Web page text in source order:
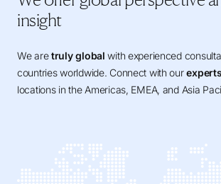
Après le processus d'évaluation, une
fournie aux dirigeants, soulignant leur
d'amélioration et opportunités de
commentaires aident les participants à mieux
capacités de leadership et leur permettent de
l’assurance et les données dont vous avez
des décisions éclairées, menant ultimement
insight
We aretruly global with experienced
countries worldwide. Connect with ourexperts
locations in the Americas, EMEA, and Asia